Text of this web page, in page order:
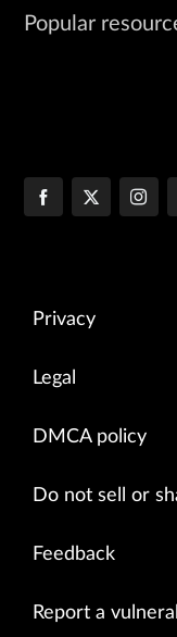
Popular
Privacy
Legal
DMCA policy
Do not sell or
Feedback
Report a